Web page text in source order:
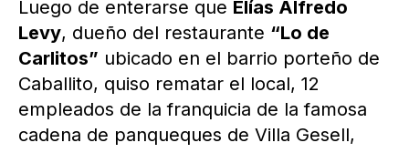
Luego de enterarse que Elías Alfredo
Levy, dueño del restaurante “Lo de
Carlitos” ubicado en el barrio porteño de
Caballito, quiso rematar el local, 12
empleados de la franquicia de la famosa
cadena de panqueques de Villa Gesell,